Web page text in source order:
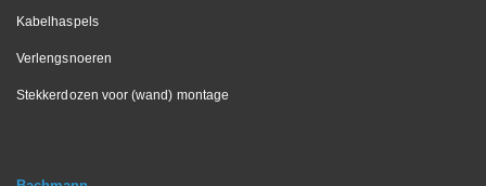
Kabelhaspels
Verlengsnoeren
Stekkerdozen voor (wand) montage